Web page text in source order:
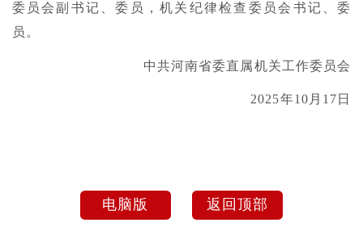
委员会副书记、委员，机关纪律检查委员会书记、委
员。
中共河南省委直属机关工作委员会
2025年10月17日
电脑版 返回顶部